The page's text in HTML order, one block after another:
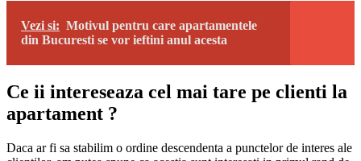
Vezi si: Motivul pentru care apartamentele
din Bucuresti se vor ieftini anul acesta
Ce ii intereseaza cel mai tare pe clienti la
apartament ?
Daca ar fi sa stabilim o ordine descendenta a punctelor de interes ale